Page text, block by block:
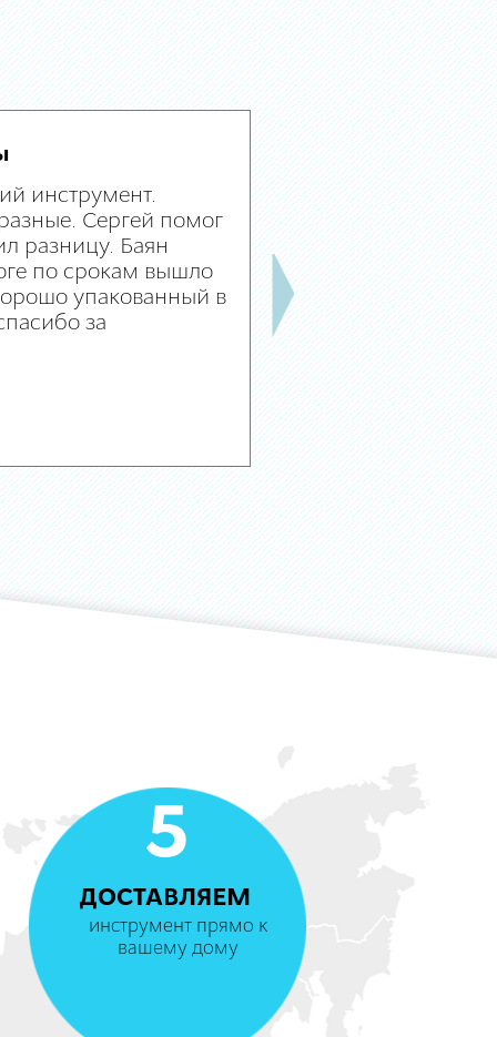
инструмент.
Сергей помог
разницу. Баян
по срокам вышло
упакованный в
за
5
ДОСТАВЛЯЕМ
инструмент прямо к
вашему дому